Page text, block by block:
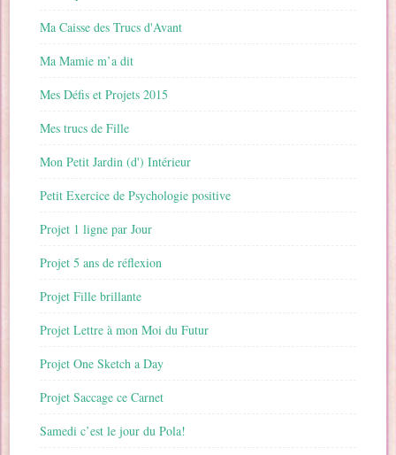
Ma Caisse des Trucs d'Avant
Ma Mamie m’a dit
Mes Défis et Projets 2015
Mes trucs de Fille
Mon Petit Jardin (d') Intérieur
Petit Exercice de Psychologie positive
Projet 1 ligne par Jour
Projet 5 ans de réflexion
Projet Fille brillante
Projet Lettre à mon Moi du Futur
Projet One Sketch a Day
Projet Saccage ce Carnet
Samedi c’est le jour du Pola!